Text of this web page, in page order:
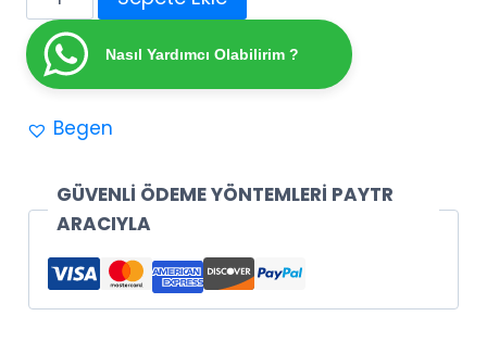
Günü
Etiketi
(1
adet
Nasıl Yardımcı Olabilirim ?
Begen
GÜVENLİ ÖDEME YÖNTEMLERİ PAYTR
ARACIYLA